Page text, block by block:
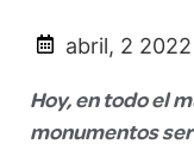
abril, 2 2022
Hoy, en todo el
monumentos